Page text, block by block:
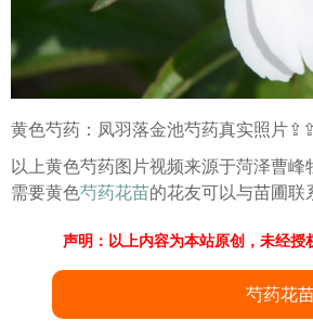
黄色芍药：凤羽落金池芍药真实照片
以上黄色芍药图片视频来源于菏泽曹峰
需要黄色芍药花苗的花友可以与苗圃联
声明：以上内容为本站原创，未经授
芍药花